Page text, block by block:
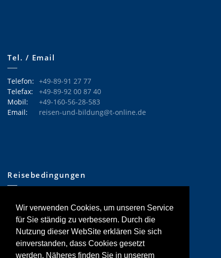
Wir verwenden Cookies, um unseren Service
für Sie ständig zu verbessern. Durch die
Nutzung dieser WebSite erklären Sie sich
einverstanden, dass Cookies gesetzt
werden. Näheres finden Sie in unserem
Tel. / Email
Telefon: +49-89-91 27 77
Telefax:
+49-89-92 00 87 40
Mobil:
+49-160-56-28-583
Email:
reisen-und-bildung@t-online.de
Reisebedingungen
Hinweise Tages-Exkursionen
Reisebedingungen
Reiserücktrittskostenversicherung